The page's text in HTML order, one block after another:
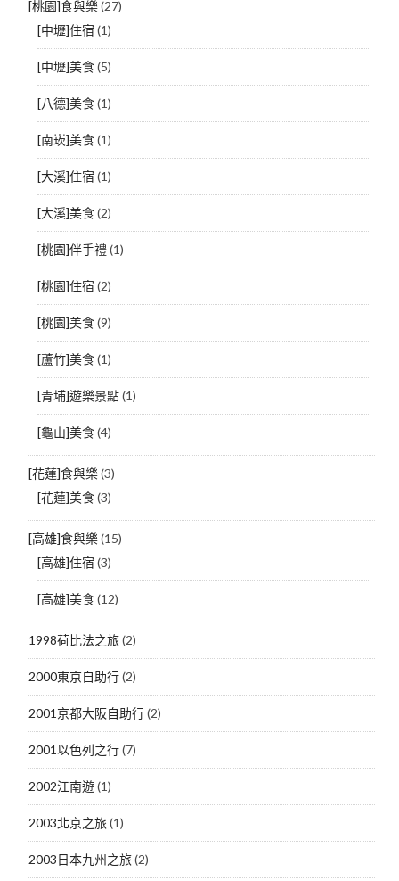
[桃園]食與樂(27)
[中壢]住宿 (1)
[中壢]美食(5)
[八德]美食(1)
[南崁]美食(1)
[大溪]住宿 (1)
[大溪]美食(2)
[桃園]伴手禮(1)
[桃園]住宿 (2)
[桃園]美食(9)
[蘆竹]美食(1)
[青埔]遊樂景點(1)
[龜山]美食(4)
[花蓮]食與樂(3)
[花蓮]美食(3)
[高雄]食與樂(15)
[高雄]住宿 (3)
[高雄]美食(12)
1998荷比法之旅(2)
2000東京自助行(2)
2001京都大阪自助行(2)
2001以色列之行(7)
2002江南遊(1)
2003北京之旅(1)
2003日本九州之旅(2)